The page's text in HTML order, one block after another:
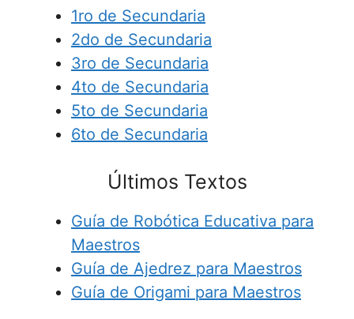
1ro de Secundaria
2do de Secundaria
3ro de Secundaria
4to de Secundaria
5to de Secundaria
6to de Secundaria
Últimos Textos
Guía de Robótica Educativa para
Maestros
Guía de Ajedrez para Maestros
Guía de Origami para Maestros